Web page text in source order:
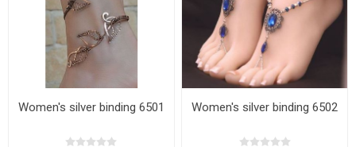
Women's silver binding 6501 Women's silver binding 6502